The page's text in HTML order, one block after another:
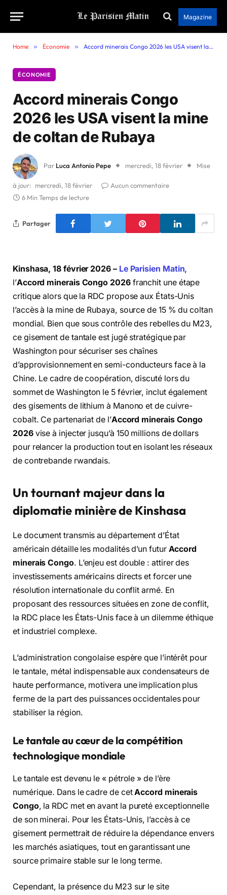
Magazine
Home » Économie » Accord minerais Congo 2026 les USA visent la mine de coltan de Rubaya
ÉCONOMIE
Accord minerais Congo
2026 les USA visent la mine
de coltan de Rubaya
Par Luca Antonio Pepe mercredi, 18 février Mise
à jour: mercredi, 18 février
Aucun commentaire
6 Min Temps de lecture
Partager
Kinshasa, 18 février 2026 – Le Parisien Matin,
l’Accord minerais Congo 2026franchit une étape
critique alors que la RDC propose aux États-Unis
l’accès à la mine de Rubaya, source de 15 % du coltan
mondial. Bien que sous contrôle des rebelles du M23,
ce gisement de tantale est jugé stratégique par
Washington pour sécuriser ses chaînes
d’approvisionnement en semi-conducteurs face à la
Chine. Le cadre de coopération, discuté lors du
sommet de Washington le 5 février, inclut également
des gisements de lithium à Manono et de cuivre-
cobalt. Ce partenariat de l’Accord minerais Congo
2026vise à injecter jusqu’à 150 millions de dollars
pour relancer la production tout en isolant les réseaux
de contrebande rwandais.
Un tournant majeur dans la
diplomatie minière de Kinshasa
Le document transmis au département d’État
américain détaille les modalités d’un futur Accord
minerais Congo. L’enjeu est double : attirer des
investissements américains directs et forcer une
résolution internationale du conflit armé. En
proposant des ressources situées en zone de conflit,
la RDC place les États-Unis face à un dilemme éthique
et industriel complexe.
L’administration congolaise espère que l’intérêt pour
le tantale, métal indispensable aux condensateurs de
haute performance, motivera une implication plus
ferme de la part des puissances occidentales pour
stabiliser la région.
Le tantale au cœur de la compétition
technologique mondiale
Le tantale est devenu le « pétrole » de l’ère
numérique. Dans le cadre de cetAccord minerais
Congo, la RDC met en avant la pureté exceptionnelle
de son minerai. Pour les États-Unis, l’accès à ce
gisement permettrait de réduire la dépendance envers
les marchés asiatiques, tout en garantissant une
source primaire stable sur le long terme.
Cependant, la présence du M23 sur le site